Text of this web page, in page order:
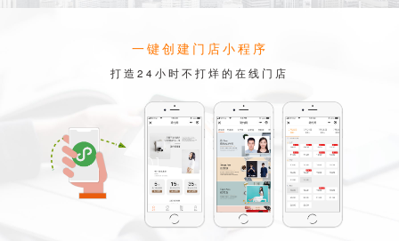
一键创建门店小程序
打造24小时不打烊的在线门店